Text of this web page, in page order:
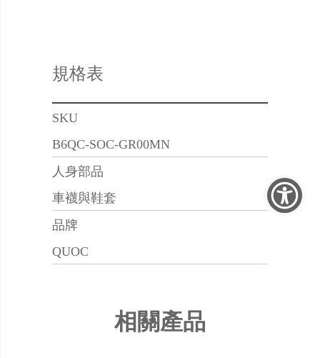
規格表
SKU
B6QC-SOC-GR00MN
人身部品
車襪與鞋套
品牌
QUOC
相關產品